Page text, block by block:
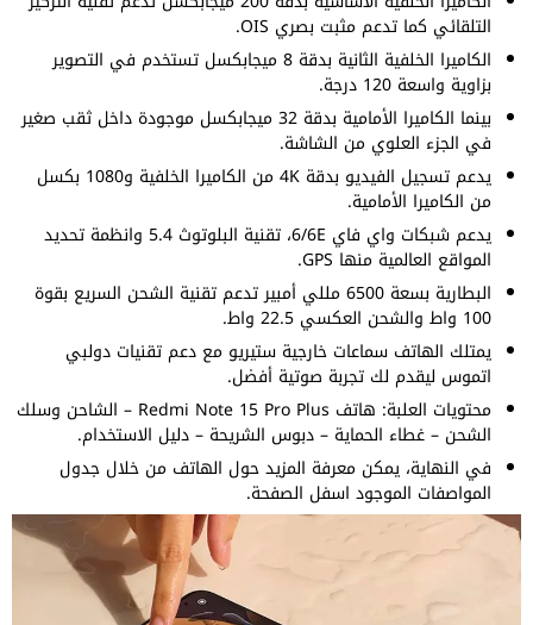
التلقائي كما تدعم مثبت بصري OIS.
الكاميرا الخلفية الثانية بدقة 8 ميجابكسل تستخدم في التصوير
بزاوية واسعة 120 درجة.
بينما الكاميرا الأمامية بدقة 32 ميجابكسل موجودة داخل ثقب صغير
في الجزء العلوي من الشاشة.
يدعم تسجيل الفيديو بدقة 4K من الكاميرا الخلفية و1080 بكسل
من الكاميرا الأمامية.
يدعم شبكات واي فاي 6/6E، تقنية البلوتوث 5.4 وانظمة تحديد
المواقع العالمية منها GPS.
البطارية بسعة 6500 مللي أمبير تدعم تقنية الشحن السريع بقوة
100 واط والشحن العكسي 22.5 واط.
يمتلك الهاتف سماعات خارجية ستيريو مع دعم تقنيات دولبي
اتموس ليقدم لك تجربة صوتية أفضل.
محتويات العلبة: هاتف Redmi Note 15 Pro Plus – الشاحن وسلك
الشحن – غطاء الحماية – دبوس الشريحة – دليل الاستخدام.
في النهاية، يمكن معرفة المزيد حول الهاتف من خلال جدول
المواصفات الموجود اسفل الصفحة.